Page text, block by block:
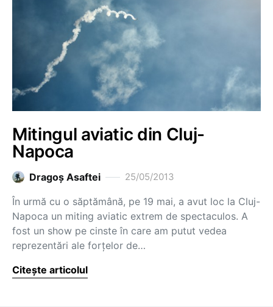
Mitingul aviatic din Cluj-
Napoca
Dragoş Asaftei 25/05/2013
În urmă cu o săptămână, pe 19 mai, a avut loc la Cluj-
Napoca un miting aviatic extrem de spectaculos. A
fost un show pe cinste în care am putut vedea
reprezentări ale forțelor de…
Citește articolul